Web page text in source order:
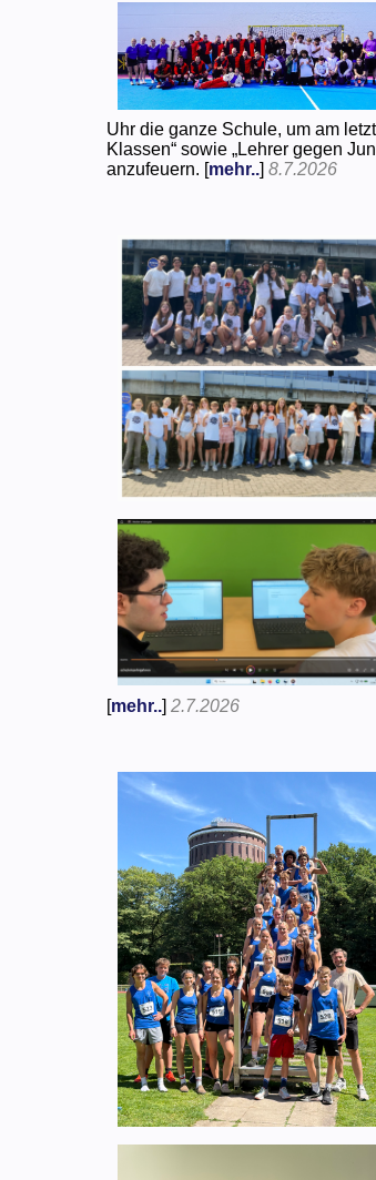
Uhr die ganze Schule, um am
Klassen“ sowie „Lehrer gegen
anzufeuern. [mehr..]8.7.2026
[mehr..]2.7.2026